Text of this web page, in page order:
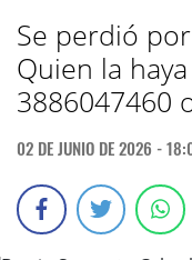
Se perdió
Quien la
3886047460
02 DE JUNIO DE 2026 -